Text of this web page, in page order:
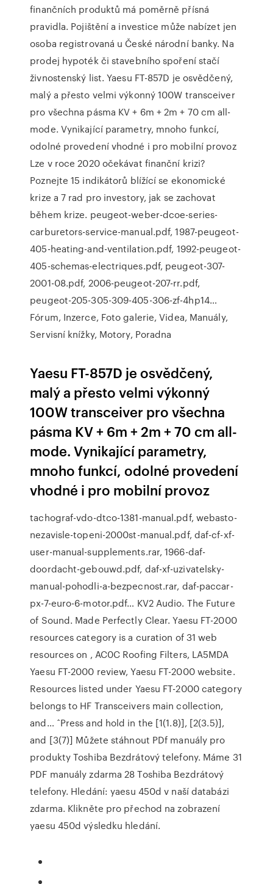
finančních produktů má poměrně přísná
pravidla. Pojištění a investice může nabízet jen
osoba registrovaná u České národní banky. Na
prodej hypoték či stavebního spoření stačí
živnostenský list. Yaesu FT-857D je osvědčený,
malý a přesto velmi výkonný 100W transceiver
pro všechna pásma KV + 6m + 2m + 70 cm all-
mode. Vynikající parametry, mnoho funkcí,
odolné provedení vhodné i pro mobilní provoz
Lze v roce 2020 očekávat finanční krizi?
Poznejte 15 indikátorů blížící se ekonomické
krize a 7 rad pro investory, jak se zachovat
během krize. peugeot-weber-dcoe-series-
carburetors-service-manual.pdf, 1987-peugeot-
405-heating-and-ventilation.pdf, 1992-peugeot-
405-schemas-electriques.pdf, peugeot-307-
2001-08.pdf, 2006-peugeot-207-rr.pdf,
peugeot-205-305-309-405-306-zf-4hp14…
Fórum, Inzerce, Foto galerie, Videa, Manuály,
Servisní knížky, Motory, Poradna
Yaesu FT-857D je osvědčený,
malý a přesto velmi výkonný
100W transceiver pro všechna
pásma KV + 6m + 2m + 70 cm all-
mode. Vynikající parametry,
mnoho funkcí, odolné provedení
vhodné i pro mobilní provoz
tachograf-vdo-dtco-1381-manual.pdf, webasto-
nezavisle-topeni-2000st-manual.pdf, daf-cf-xf-
user-manual-supplements.rar, 1966-daf-
doordacht-gebouwd.pdf, daf-xf-uzivatelsky-
manual-pohodli-a-bezpecnost.rar, daf-paccar-
px-7-euro-6-motor.pdf… KV2 Audio. The Future
of Sound. Made Perfectly Clear. Yaesu FT-2000
resources category is a curation of 31 web
resources on , AC0C Roofing Filters, LA5MDA
Yaesu FT-2000 review, Yaesu FT-2000 website.
Resources listed under Yaesu FT-2000 category
belongs to HF Transceivers main collection,
and… ˆPress and hold in the [1(1.8)], [2(3.5)],
and [3(7)] Můžete stáhnout PDf manuály pro
produkty Toshiba Bezdrátový telefony. Máme 31
PDF manuály zdarma 28 Toshiba Bezdrátový
telefony. Hledání: yaesu 450d v naší databázi
zdarma. Klikněte pro přechod na zobrazení
yaesu 450d výsledku hledání.